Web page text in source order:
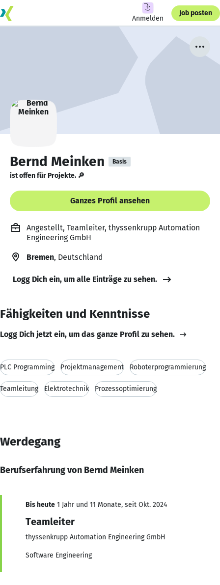
Anmelden
Job posten
Bernd Meinken Basis
ist offen für Projekte. 🔎
Ganzes Profil ansehen
Angestellt, Teamleiter, thyssenkrupp Automation
Engineering GmbH
Bremen, Deutschland
Logg Dich ein, um alle Einträge zu sehen.
Fähigkeiten und Kenntnisse
Logg Dich jetzt ein, um das ganze Profil zu sehen.
PLC Programming Projektmanagement Roboterprogrammierung
Teamleitung Elektrotechnik Prozessoptimierung
Werdegang
Berufserfahrung von Bernd Meinken
Bis heute 1 Jahr und 11 Monate, seit Okt. 2024
Teamleiter
thyssenkrupp Automation Engineering GmbH
Software Engineering